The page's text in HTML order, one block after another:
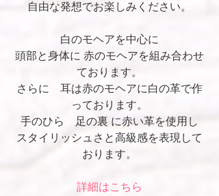
自由な発想でお楽しみください。
白のモヘアを中心に
頭部と身体に 赤のモヘアを組み合わせ
ております。
さらに　耳は赤のモヘアに白の革で作
っております。
手のひら　足の裏 に赤い革を使用し
スタイリッシュさと高級感を表現して
おります。
詳細はこちら